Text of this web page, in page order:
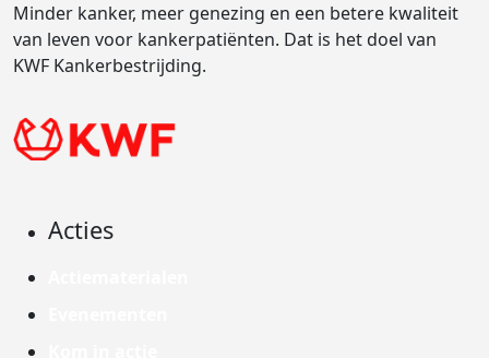
Minder kanker, meer genezing en een betere kwaliteit
van leven voor kankerpatiënten. Dat is het doel van
KWF Kankerbestrijding.
Acties